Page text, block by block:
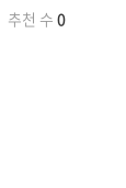
추천 수 0